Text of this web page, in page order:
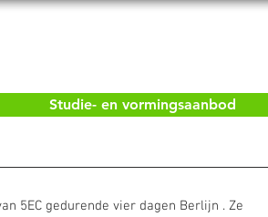
Studie- en vormingsaanbod
5EC gedurende vier dagen Berlijn . Ze